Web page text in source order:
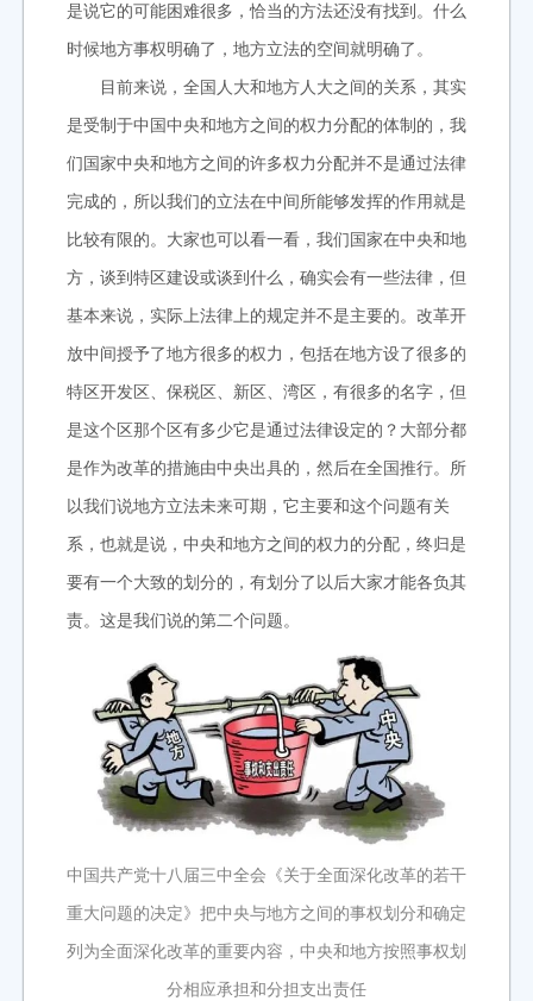
是说它的可能困难很多，恰当的方法还没有找到。什么
时候地方事权明确了，地方立法的空间就明确了。
目前来说，全国人大和地方人大之间的关系，其实
是受制于中国中央和地方之间的权力分配的体制的，我
们国家中央和地方之间的许多权力分配并不是通过法律
完成的，所以我们的立法在中间所能够发挥的作用就是
比较有限的。大家也可以看一看，我们国家在中央和地
方，谈到特区建设或谈到什么，确实会有一些法律，但
基本来说，实际上法律上的规定并不是主要的。改革开
放中间授予了地方很多的权力，包括在地方设了很多的
特区开发区、保税区、新区、湾区，有很多的名字，但
是这个区那个区有多少它是通过法律设定的？大部分都
是作为改革的措施由中央出具的，然后在全国推行。所
以我们说地方立法未来可期，它主要和这个问题有关
系，也就是说，中央和地方之间的权力的分配，终归是
要有一个大致的划分的，有划分了以后大家才能各负其
责。这是我们说的第二个问题。
中国共产党十八届三中全会《关于全面深化改革的若干
重大问题的决定》把中央与地方之间的事权划分和确定
列为全面深化改革的重要内容，中央和地方按照事权划
分相应承担和分担支出责任